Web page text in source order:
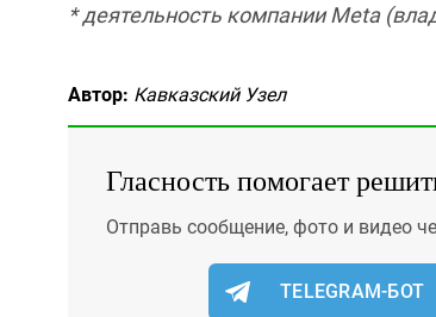
* деятельность компании Meta
Автор: Кавказский Узел
Гласность помогает
Отправь сообщение, фото и видео
TELEGRAM-БОТ